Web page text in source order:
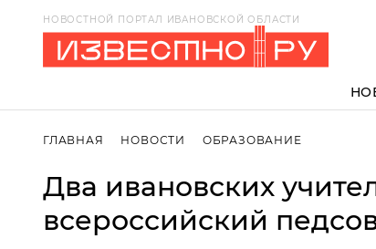
НОВОСТНОЙ ПОРТАЛ ИВАНОВСКОЙ ОБЛАСТИ
ГЛАВНАЯ НОВОСТИ ОБРАЗОВАНИЕ
Два ивановских
всероссийский